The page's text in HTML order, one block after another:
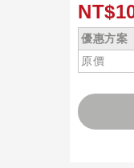
優惠方案
原價